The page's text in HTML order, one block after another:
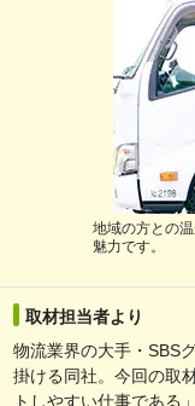
地域の方との
魅力です。
取材担当者より
物流業界の大手・SBS
掛ける同社。今回の取
トしやすい仕事である